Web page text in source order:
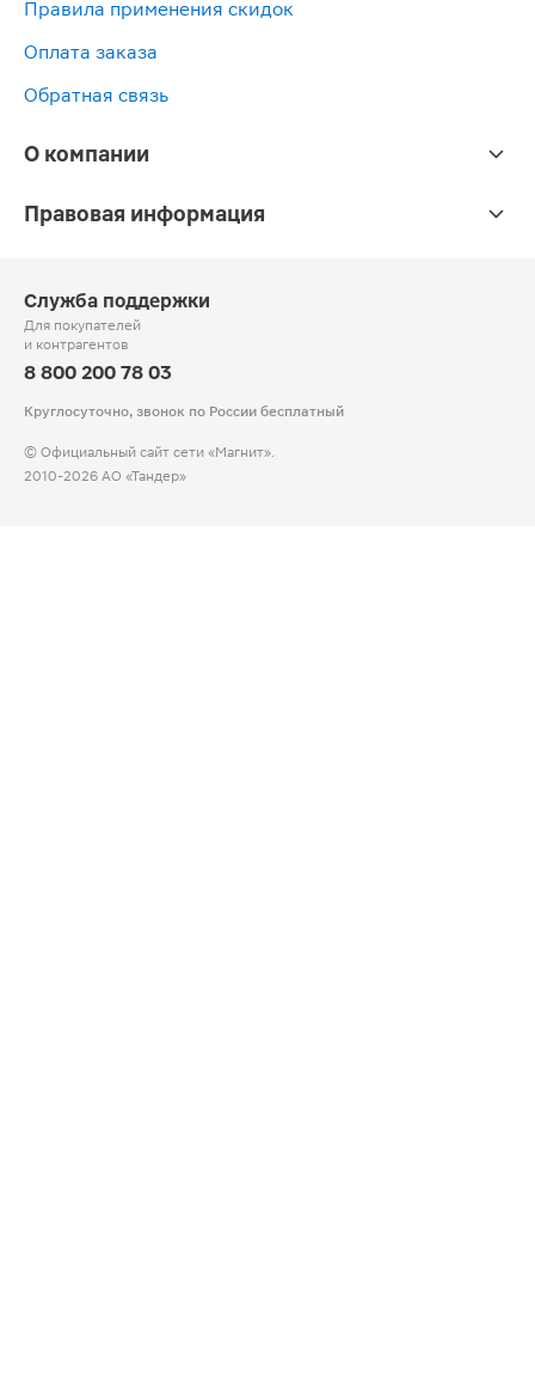
Правила применения скидок
Оплата заказа
Обратная связь
О компании
Правовая информация
Служба поддержки
Для покупателей
и контрагентов
8 800 200 78 03
Круглосуточно, звонок по России бесплатный
© Официальный сайт сети «Магнит».
2010-2026 АО «Тандер»